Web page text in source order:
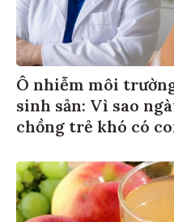
Ô nhiễm môi
sinh sản: Vì sao
chồng trẻ khó có